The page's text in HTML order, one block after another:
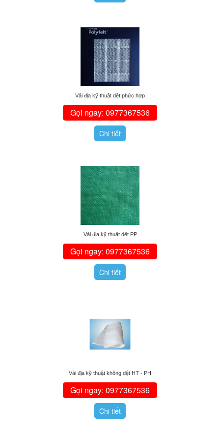
Vải địa kỹ thuật dệt phức hợp
Gọi ngay: 0977367536
Chi tiết
Vải địa kỹ thuật dệt PP
Gọi ngay: 0977367536
Chi tiết
Vải địa kỹ thuật không dệt HT - PH
Gọi ngay: 0977367536
Chi tiết